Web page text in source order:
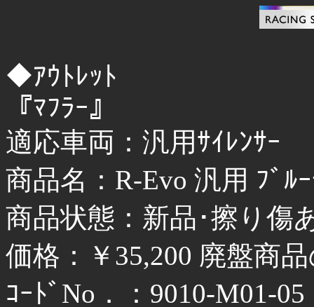
◆ｱｳﾄﾚｯﾄ
『ﾏﾌﾗｰ』
適応車両：汎用ｻｲﾚﾝｻｰ
商品名：R-Evo 汎用 ﾌﾞﾙ
商品状態：新品･擦り傷
価格：￥35,200 廃盤商
ｺｰﾄﾞNo．：9010-M01-05